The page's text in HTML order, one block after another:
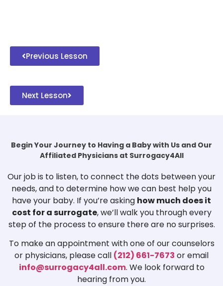
Previous Lesson
Next Lesson
Begin Your Journey to Having a Baby with Us and Our
Affiliated Physicians at Surrogacy4All
Our job is to listen, to connect the dots between your
needs, and to determine how we can best help you
have your baby. If you’re asking how much does it
cost for a surrogate, we’ll walk you through every
step of the process to ensure there are no surprises.
To make an appointment with one of our counselors
or physicians, please call (212) 661-7673 or email
info@surrogacy4all.com. We look forward to
hearing from you.